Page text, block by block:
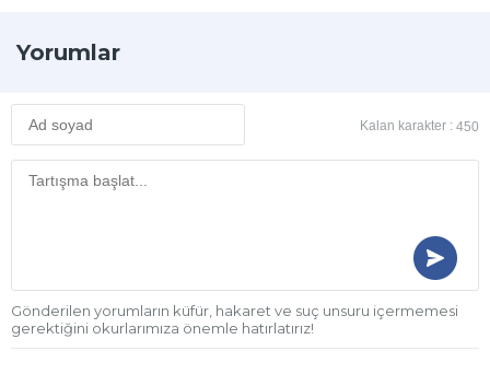
Yorumlar
Kalan karakter : 450
Gönderilen yorumların küfür, hakaret ve suç unsuru içermemesi
gerektiğini okurlarımıza önemle hatırlatırız!